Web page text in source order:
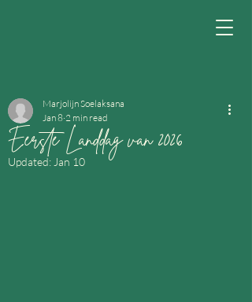
Eerste Landdag van 2026
Marjolijn Soelaksana
Jan 8 2 min read
Updated: Jan 10